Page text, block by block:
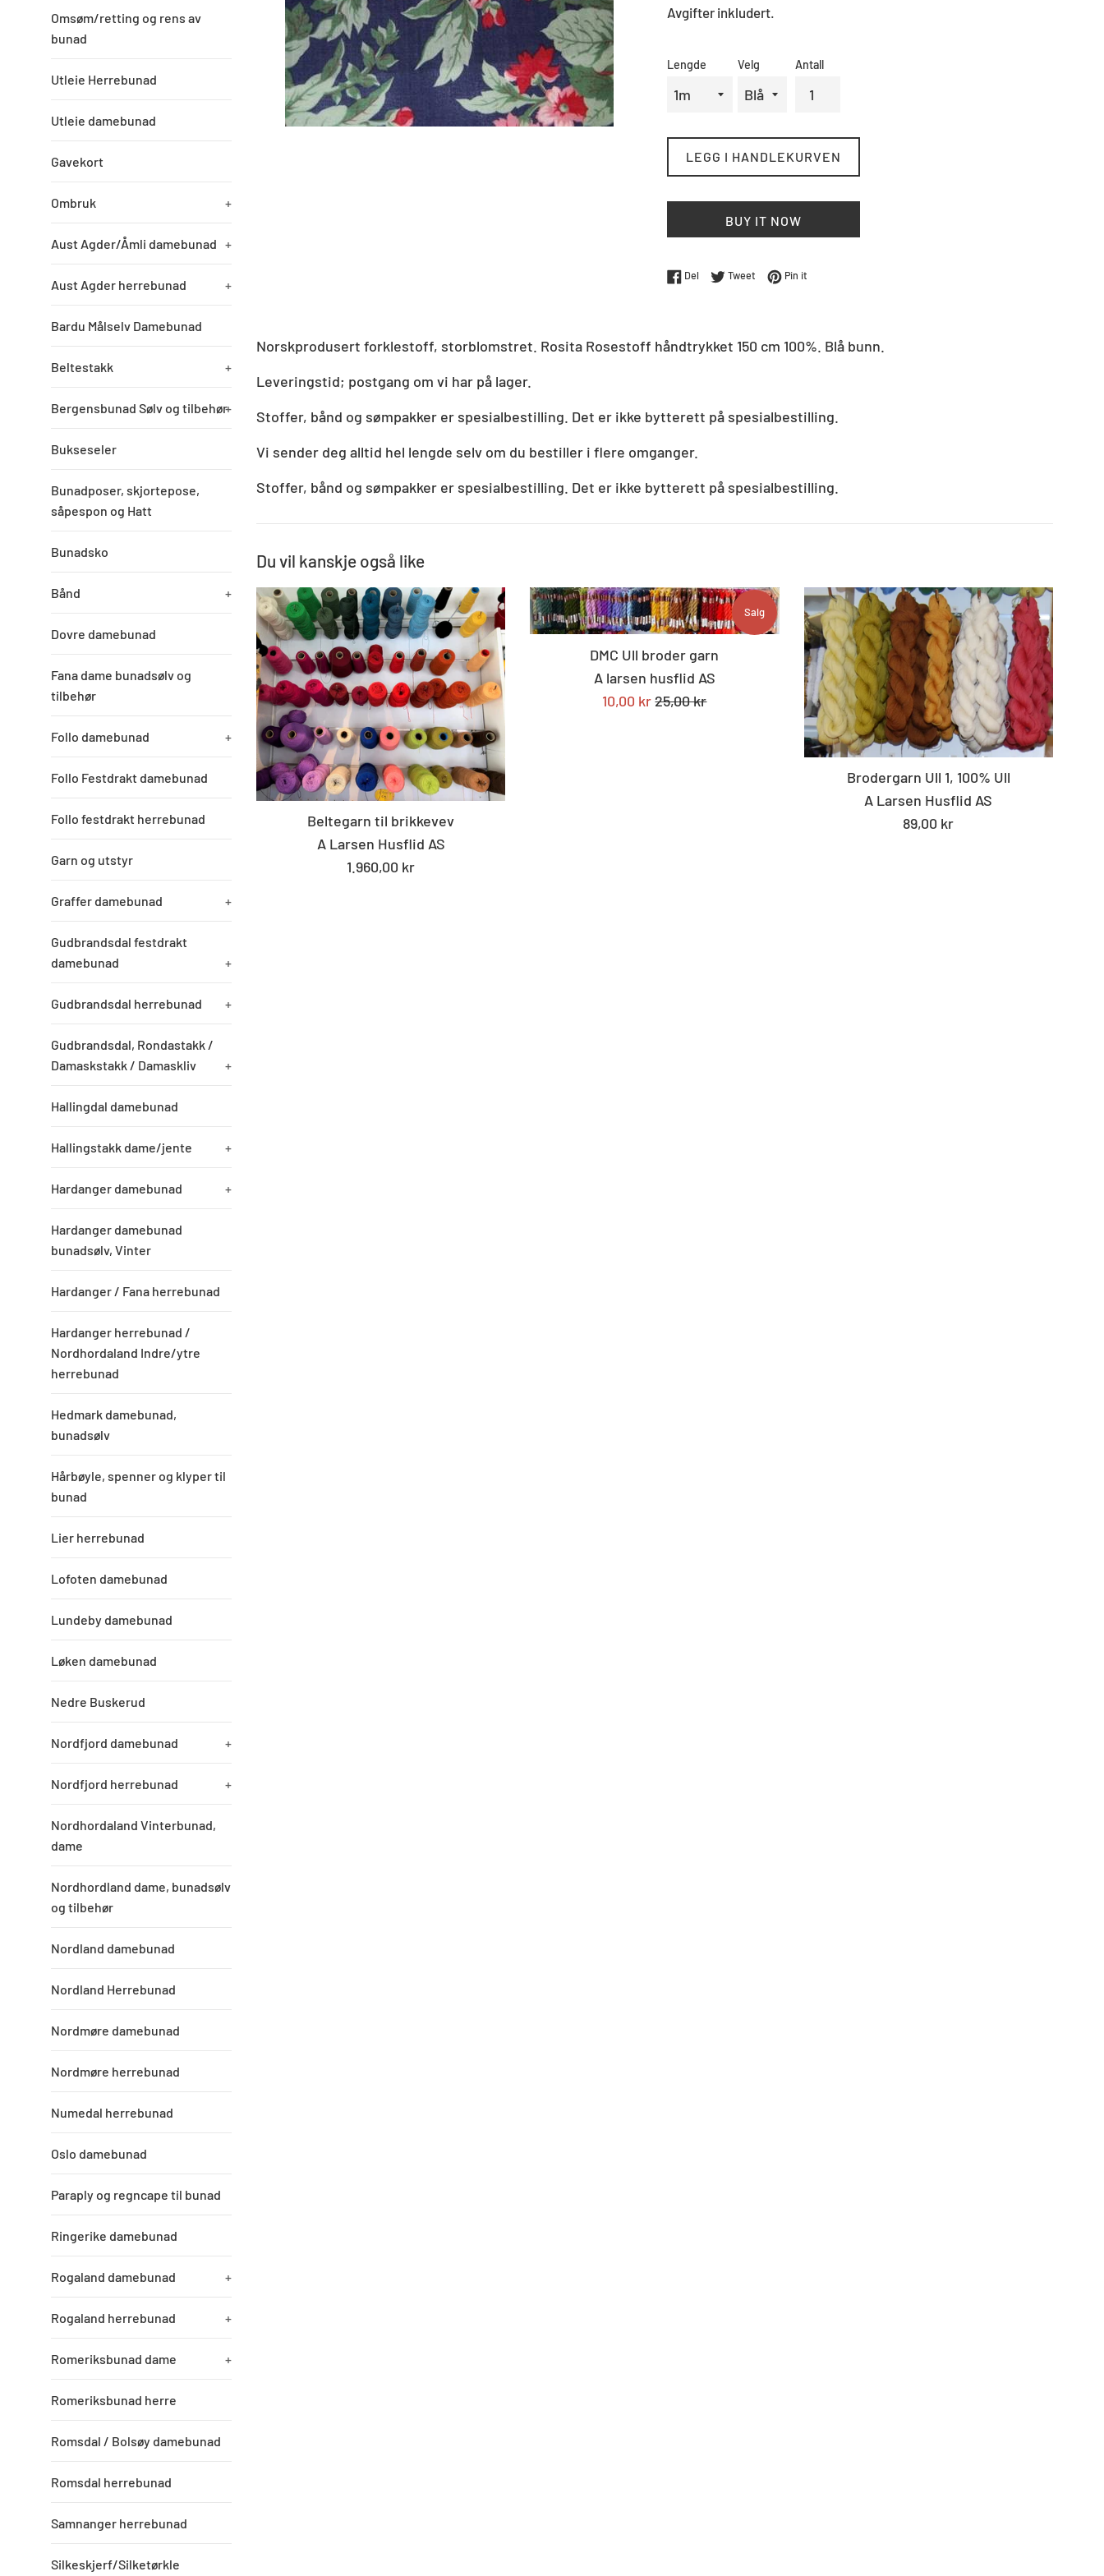
Omsøm/retting og rens av
bunad
Utleie Herrebunad
Utleie damebunad
Gavekort
Ombruk +
Aust Agder/Åmli damebunad +
Aust Agder herrebunad +
Bardu Målselv Damebunad
Beltestakk +
Bergensbunad Sølv og tilbehør+
Bukseseler
Bunadposer, skjortepose,
såpespon og Hatt
Bunadsko
Bånd +
Dovre damebunad
Fana dame bunadsølv og
tilbehør
Follo damebunad +
Follo Festdrakt damebunad
Follo festdrakt herrebunad
Garn og utstyr
Graffer damebunad +
Gudbrandsdal festdrakt
damebunad
+
Gudbrandsdal herrebunad +
Gudbrandsdal, Rondastakk /
Damaskstakk / Damaskliv
+
Hallingdal damebunad
Hallingstakk dame/jente +
Hardanger damebunad +
Hardanger damebunad
bunadsølv, Vinter
Hardanger / Fana herrebunad
Hardanger herrebunad /
Nordhordaland Indre/ytre
herrebunad
Hedmark damebunad,
bunadsølv
Hårbøyle, spenner og klyper til
bunad
Lier herrebunad
Lofoten damebunad
Lundeby damebunad
Løken damebunad
Nedre Buskerud
Nordfjord damebunad +
Nordfjord herrebunad +
Nordhordaland Vinterbunad,
dame
Nordhordland dame, bunadsølv
og tilbehør
Nordland damebunad
Nordland Herrebunad
Nordmøre damebunad
Nordmøre herrebunad
Numedal herrebunad
Oslo damebunad
Paraply og regncape til bunad
Ringerike damebunad
Rogaland damebunad +
Rogaland herrebunad +
Romeriksbunad dame +
Romeriksbunad herre
Romsdal / Bolsøy damebunad
Romsdal herrebunad
Samnanger herrebunad
Silkeskjerf/Silketørkle
Avgifter inkludert.
Lengde Velg Antall
LEGG I HANDLEKURVEN
BUY IT NOW
Del Del på Facebook
Tweet Tweet på Twitter
Pin it
Norskprodusert forklestoff, storblomstret. Rosita Rosestoff håndtrykket 150 cm 100%. Blå bunn.
Leveringstid; postgang om vi har på lager.
Stoffer, bånd og sømpakker er spesialbestilling. Det er ikke bytterett på spesialbestilling.
Vi sender deg alltid hel lengde selv om du bestiller i flere omganger.
Stoffer, bånd og sømpakker er spesialbestilling. Det er ikke bytterett på spesialbestilling.
Du vil kanskje også like
Beltegarn til brikkevev
A Larsen Husflid AS
Standard
1.960,00 kr
DMC Ull broder garn
A larsen husflid AS
Tilbudspris
10,00 krStandard
25,00 kr
Salg
Brodergarn Ull 1, 100% Ull
A Larsen Husflid AS
Standard
89,00 kr